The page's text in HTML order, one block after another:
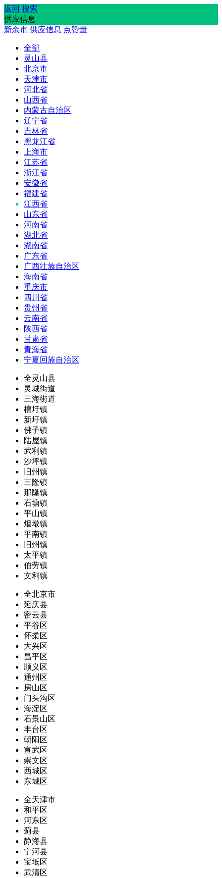
返回 搜索
供应信息
新余市 供应信息 点赞量
全部
灵山县
北京市
天津市
河北省
山西省
内蒙古自治区
辽宁省
吉林省
黑龙江省
上海市
江苏省
浙江省
安徽省
福建省
江西省
山东省
河南省
湖北省
湖南省
广东省
广西壮族自治区
海南省
重庆市
四川省
贵州省
云南省
陕西省
甘肃省
青海省
宁夏回族自治区
全灵山县
灵城街道
三海街道
檀圩镇
新圩镇
佛子镇
陆屋镇
武利镇
沙坪镇
旧州镇
三隆镇
那隆镇
石塘镇
平山镇
烟墩镇
平南镇
旧州镇
太平镇
伯劳镇
文利镇
全北京市
延庆县
密云县
平谷区
怀柔区
大兴区
昌平区
顺义区
通州区
房山区
门头沟区
海淀区
石景山区
丰台区
朝阳区
宣武区
崇文区
西城区
东城区
全天津市
和平区
河东区
蓟县
静海县
宁河县
宝坻区
武清区